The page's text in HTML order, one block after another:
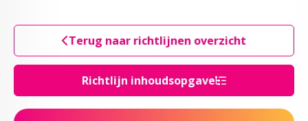
Richtlijn inhoudsopgave
Terug naar richtlijnen overzicht